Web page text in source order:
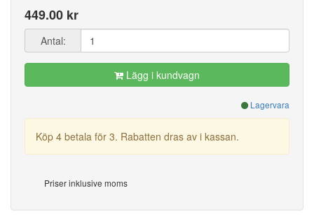
449.00 kr
Antal:
Lägg i kundvagn
Lagervara
Köp 4 betala för 3. Rabatten dras av i kassan.
Priser inklusive moms